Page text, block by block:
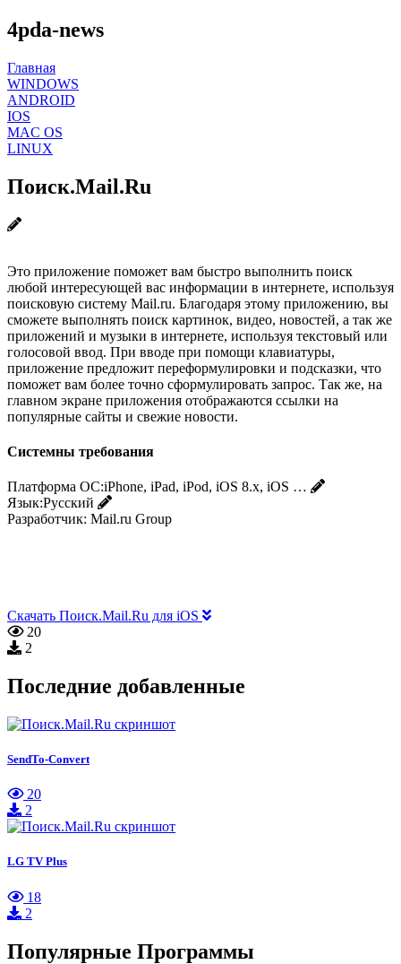
4pda-news
Главная
WINDOWS
ANDROID
IOS
MAC OS
LINUX
Поиск.Mail.Ru
Это приложение поможет вам быстро выполнить поиск
любой интересующей вас информации в интернете, используя
поисковую систему Mail.ru. Благодаря этому приложению, вы
сможете выполнять поиск картинок, видео, новостей, а так же
приложений и музыки в интернете, используя текстовый или
голосовой ввод. При вводе при помощи клавиатуры,
приложение предложит переформулировки и подсказки, что
поможет вам более точно сформулировать запрос. Так же, на
главном экране приложения отображаются ссылки на
популярные сайты и свежие новости.
Системны требования
Платформа ОС:iPhone, iPad, iPod, iOS 8.x, iOS …
Язык:Русский
Разработчик: Mail.ru Group
Скачать Поиск.Mail.Ru для iOS
20
2
Последние добавленные
SendTo-Convert
20
2
LG TV Plus
18
2
Популярные Программы